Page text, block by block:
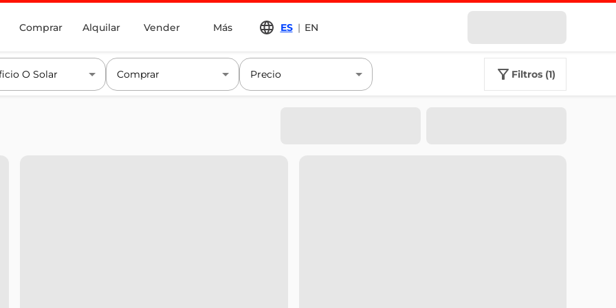
Comprar Alquilar Vender Más ES | EN
O Solar Comprar Precio filtros (1)